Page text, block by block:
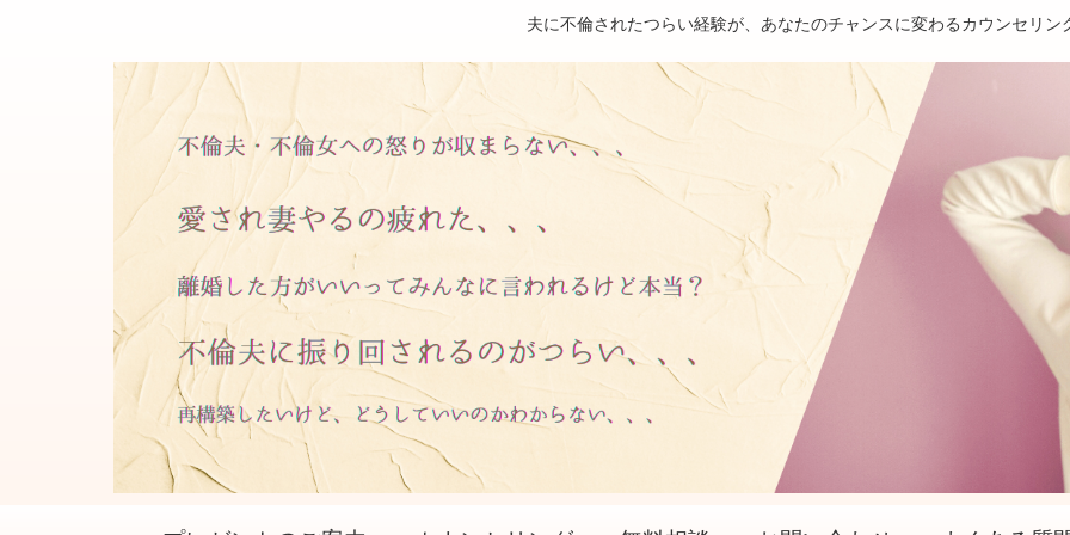
夫に不倫されたつらい経験が、あなたのチャンスに変わるカウンセリン